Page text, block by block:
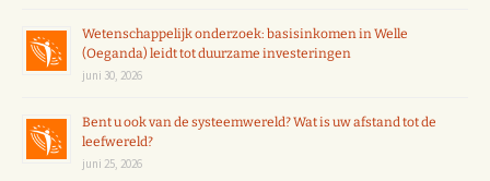
Wetenschappelijk onderzoek: basisinkomen in Welle
(Oeganda) leidt tot duurzame investeringen
juni 30, 2026
Bent u ook van de systeemwereld? Wat is uw afstand tot de
leefwereld?
juni 25, 2026